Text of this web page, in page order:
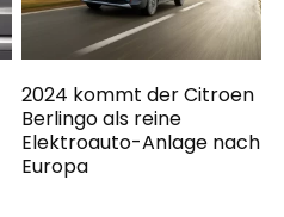
2024 kommt der Citroen
Berlingo als reine
Elektroauto-Anlage nach
Europa